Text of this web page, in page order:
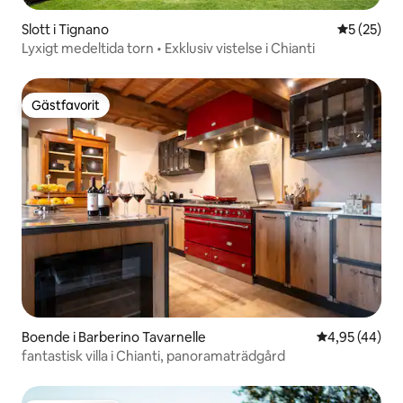
Slott i Tignano 5 av 5 i
5 (25)
Lyxigt medeltida torn • Exklusiv vistelse i Chianti
Gästfavorit
Gästfavorit
Boende i Barberino Tavarnelle 4,95 av 5 i
4,95 (44)
fantastisk villa i Chianti, panoramaträdgård